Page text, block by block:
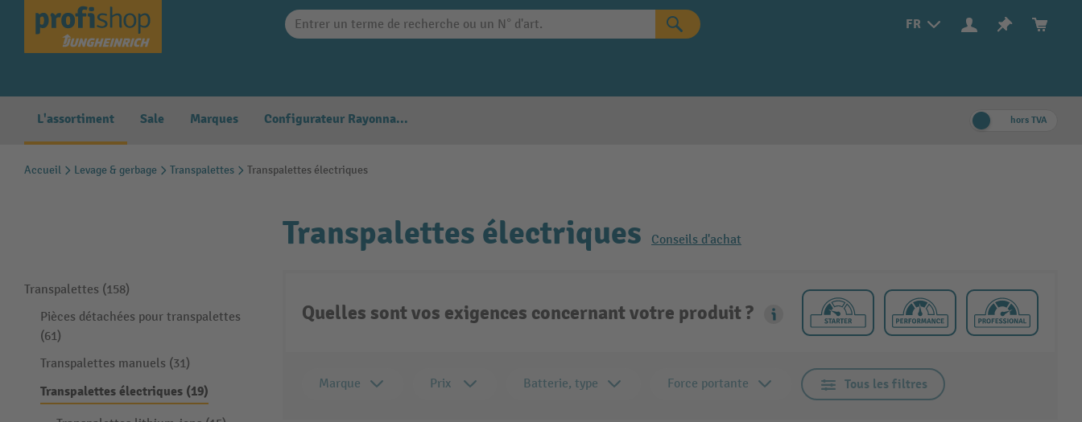
Skip to main navigation FR
L'assortiment Sale Marques Configurateur Rayonnages hors TVA
Accueil Levage & gerbage Transpalettes Transpalettes électriques
Transpalettes (158)
Pièces détachées pour transpalettes
(61)
Transpalettes manuels (31)
Transpalettes électriques (19)
Transpalettes électriques Conseils d'achat
Quelles sont vos exigences concernant votre produit ?
Marque Prix Batterie, type Force portante Tous les filtres